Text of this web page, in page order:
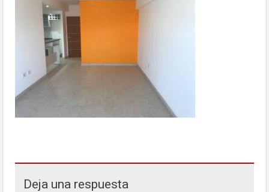
Deja una respuesta